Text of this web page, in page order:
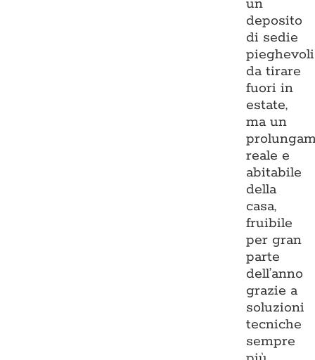
un
deposito
di sedie
pieghevoli
da tirare
fuori in
estate,
ma un
reale e
abitabile
della
casa,
fruibile
per gran
parte
dell’anno
grazie a
soluzioni
tecniche
sempre